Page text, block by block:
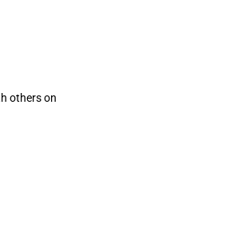
others on